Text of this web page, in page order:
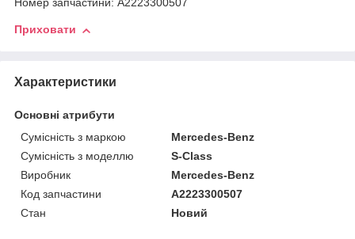
Номер запчастини: A2223300507
Приховати
Характеристики
Основні атрибути
Сумісність з маркою
Mercedes-Benz
Сумісність з моделлю
S-Class
Виробник
Mercedes-Benz
Код запчастини
A2223300507
Стан
Новий